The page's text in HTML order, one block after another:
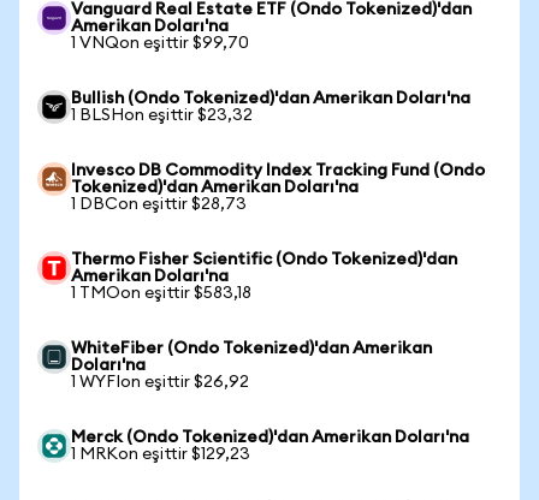
Vanguard Real Estate ETF (Ondo Tokenized)'dan
Amerikan Doları'na
1 VNQon eşittir $99,70
Bullish (Ondo Tokenized)'dan Amerikan Doları'na
1 BLSHon eşittir $23,32
Invesco DB Commodity Index Tracking Fund (Ondo
Tokenized)'dan Amerikan Doları'na
1 DBCon eşittir $28,73
Thermo Fisher Scientific (Ondo Tokenized)'dan
Amerikan Doları'na
1 TMOon eşittir $583,18
WhiteFiber (Ondo Tokenized)'dan Amerikan
Doları'na
1 WYFIon eşittir $26,92
Merck (Ondo Tokenized)'dan Amerikan Doları'na
1 MRKon eşittir $129,23